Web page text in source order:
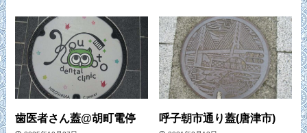
歯医者さん蓋@胡町電停 呼子朝市通り蓋(唐津市)